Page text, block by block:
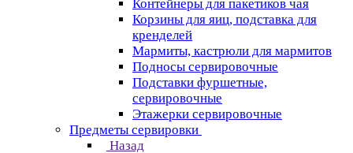
Контейнеры для пакетиков чая
Корзины для яиц, подставка для
кренделей
Мармиты, кастрюли для мармитов
Подносы сервировочные
Подставки фуршетные,
сервировочные
Этажерки сервировочные
Предметы сервировки
Назад